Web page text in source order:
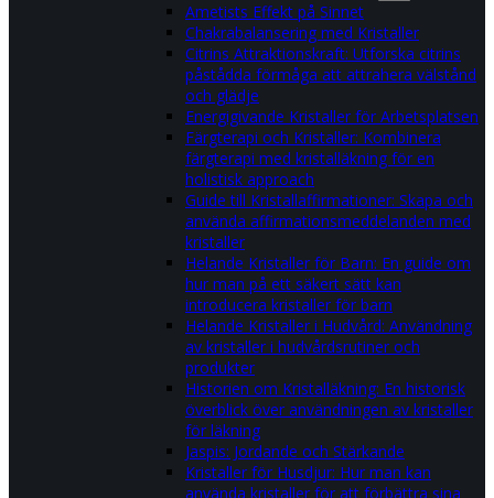
Ametists Effekt på Sinnet
Chakrabalansering med Kristaller
Citrins Attraktionskraft: Utforska citrins
påstådda förmåga att attrahera välstånd
och glädje
Energigivande Kristaller för Arbetsplatsen
Färgterapi och Kristaller: Kombinera
färgterapi med kristalläkning för en
holistisk approach
Guide till Kristallaffirmationer: Skapa och
använda affirmationsmeddelanden med
kristaller
Helande Kristaller för Barn: En guide om
hur man på ett säkert sätt kan
introducera kristaller för barn
Helande Kristaller i Hudvård: Användning
av kristaller i hudvårdsrutiner och
produkter
Historien om Kristalläkning: En historisk
överblick över användningen av kristaller
för läkning
Jaspis: Jordande och Stärkande
Kristaller för Husdjur: Hur man kan
använda kristaller för att förbättra sina